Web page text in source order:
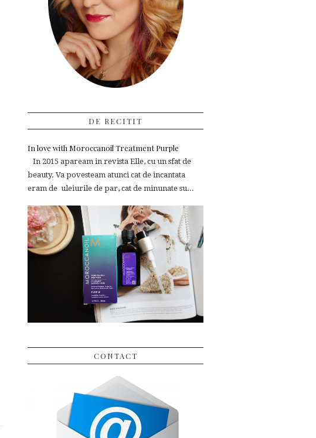
DE RECITIT
In love with Moroccanoil Treatment Purple
In 2015 apaream in revista Elle, cu un sfat de
beauty. Va povesteam atunci cat de incantata
eram de uleiurile de par, cat de minunate su...
CONTACT